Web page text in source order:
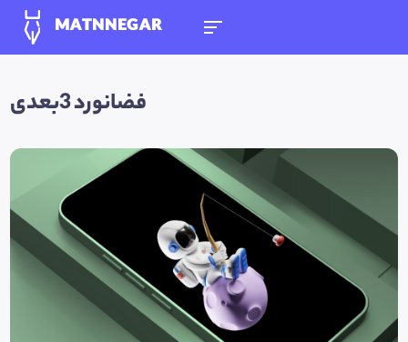
MATNNEGAR
فضانورد 3بعدی